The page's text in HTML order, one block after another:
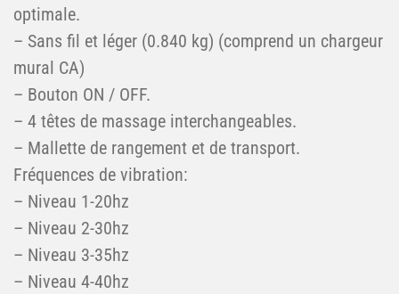
optimale.
– Sans fil et léger (0.840 kg) (comprend un chargeur
mural CA)
– Bouton ON / OFF.
– 4 têtes de massage interchangeables.
– Mallette de rangement et de transport.
Fréquences de vibration:
– Niveau 1-20hz
– Niveau 2-30hz
– Niveau 3-35hz
– Niveau 4-40hz